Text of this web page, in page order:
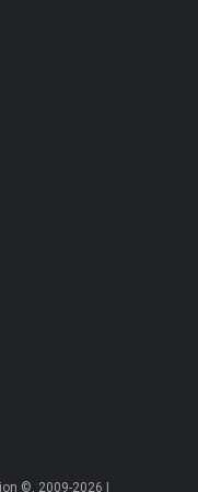
©, 2009-2026 |